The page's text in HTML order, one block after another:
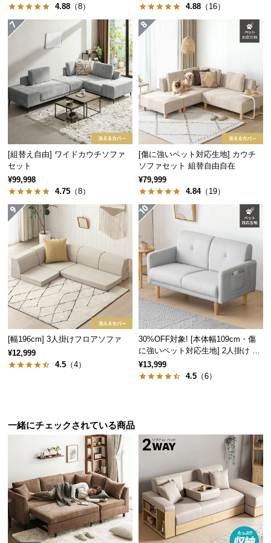
経
路
い
て
返
品・
ン
セ
ル
に
つ
て
保
に
つ
い
て
に
お
客
横幅 高さ
約216㎝ 約49㎝ 約100㎝
1台2役で省スペースに最適
1台でソファとベッドの2役を兼ねるため、ワンルームなど省スペ
ースでの使用に適しています。
ワンルームに 民泊や簡易宿泊所に
大容量の収納スペース
2カ所の収納スペースがついているので、お部屋をす
っきり見せることができます。
4.88 （8） 4.88 （16）
[組替え自由] ワイドカウチソファ
セット
¥99,998
4.75 （8）
[傷に強いペット対応生地] カウチ
ソファセット 組替自由自在
¥79,999
4.84（19）
[幅196cm] 3人掛けフロアソファ
¥12,999
4.5 （4）
30%OFF対象! [本体幅109cm・傷
に強いペット対応生地] 2人掛け コ
ンパクトソファ ポケット付き
¥13,999
4.5 （6）
一緒にチェックされている商品